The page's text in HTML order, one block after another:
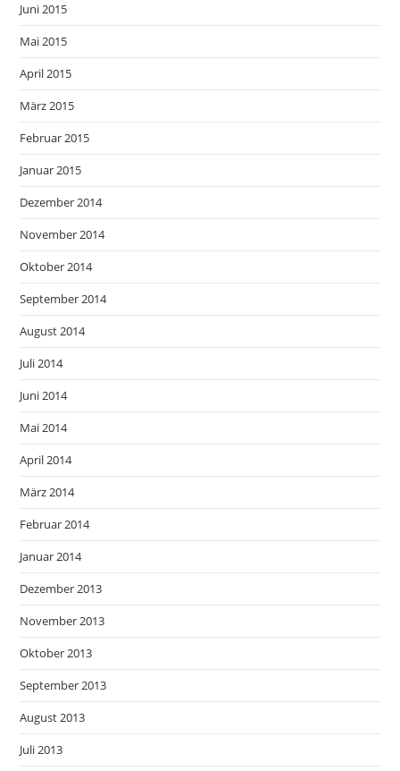
Juni 2015
Mai 2015
April 2015
März 2015
Februar 2015
Januar 2015
Dezember 2014
November 2014
Oktober 2014
September 2014
August 2014
Juli 2014
Juni 2014
Mai 2014
April 2014
März 2014
Februar 2014
Januar 2014
Dezember 2013
November 2013
Oktober 2013
September 2013
August 2013
Juli 2013